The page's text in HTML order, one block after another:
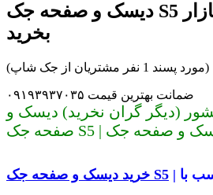
دیسک و صفحه جک S5 بدون واسط از بازار
بخرید
(مورد پسند 1 نفر مشتریان از جک شاپ)
ضمانت بهترین قیمت ۰۹۱۹۳۹۳۷۰۳۵
(دیگر گران نخرید) دیسک و
خرید دیسک و صفحه جک S5 | کیفیت بالا و قیمت مناسب با